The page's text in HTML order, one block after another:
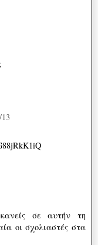
13
σε αυτήν τη
οι σχολιαστές στα